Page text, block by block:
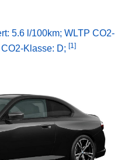
5.6 l/100km; WLTP CO2-
Klasse: D; [1]